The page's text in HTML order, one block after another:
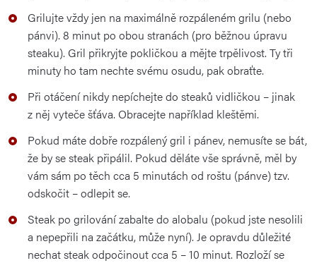
Grilujte vždy jen na maximálně rozpáleném grilu (nebo
pánvi). 8 minut po obou stranách (pro běžnou úpravu
steaku). Gril přikryjte pokličkou a mějte trpělivost. Ty tři
minuty ho tam nechte svému osudu, pak obraťte.
Při otáčení nikdy nepíchejte do steaků vidličkou – jinak
z něj vyteče šťáva. Obracejte například kleštěmi.
Pokud máte dobře rozpálený gril i pánev, nemusíte se bát,
že by se steak připálil. Pokud děláte vše správně, měl by
vám sám po těch cca 5 minutách od roštu (pánve) tzv.
odskočit – odlepit se.
Steak po grilování zabalte do alobalu (pokud jste nesolili
a nepepřili na začátku, může nyní). Je opravdu důležité
nechat steak odpočinout cca 5 – 10 minut. Rozloží se